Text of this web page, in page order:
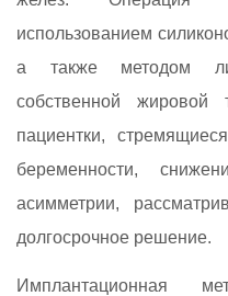
использованием
а также методом
собственной жировой
пациентки,
беременности,
асимметрии,
долгосрочное решение.
Имплантационная